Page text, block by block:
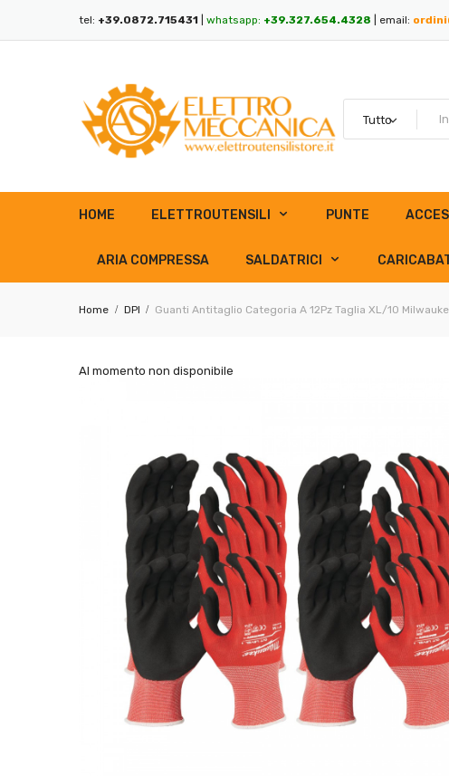
tel: +39.0872.715431 whatsapp: +39.327.654.4328 | email:
HOME ELETTROUTENSILI PUNTE
ARIA COMPRESSA SALDATRICI
Home DPI Guanti Antitaglio Categoria A 12Pz Taglia XL/10
Al momento non disponibile